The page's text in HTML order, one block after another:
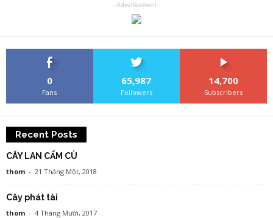
- Advertisement -
0
Fans
65,987
Followers
14,700
Subscribers
Recent Posts
CÂY LAN CẨM CÙ
thom - 21 Tháng Một, 2018
Cây phát tài
thom - 4 Tháng Mười, 2017